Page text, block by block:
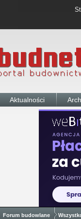
Aktualności
Forum budowlane